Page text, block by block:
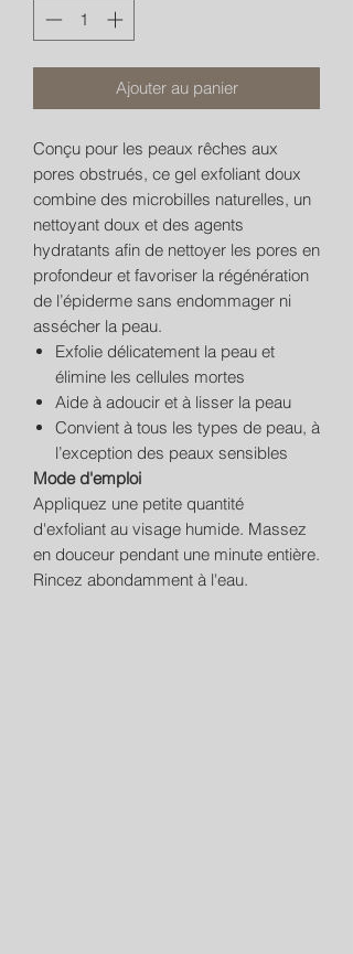
Ajouter au panier
Conçu pour les peaux rêches aux
pores obstrués, ce gel exfoliant doux
combine des microbilles naturelles, un
nettoyant doux et des agents
hydratants afin de nettoyer les pores en
profondeur et favoriser la régénération
de l’épiderme sans endommager ni
assécher la peau.
Exfolie délicatement la peau et
élimine les cellules mortes
Aide à adoucir et à lisser la peau
Convient à tous les types de peau, à
l’exception des peaux sensibles
Mode d'emploi
Appliquez une petite quantité
d'exfoliant au visage humide. Massez
en douceur pendant une minute entière.
Rincez abondamment à l'eau.